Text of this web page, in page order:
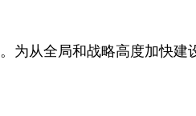
从全局和战略高度加快建